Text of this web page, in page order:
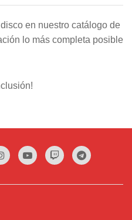
en nuestro catálogo de
lo más completa posible